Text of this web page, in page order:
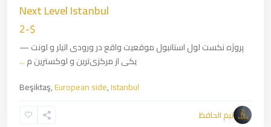
Next Level Istanbul
$-2
پروژه نکست لول استانبول موقعیت واقع در ورودی اتیلر و لونت —
یکی از مرکزی‌ترین و لوکسترین م...
Beşiktaş,European side,Istanbul
تیم الحافظ
European
side,